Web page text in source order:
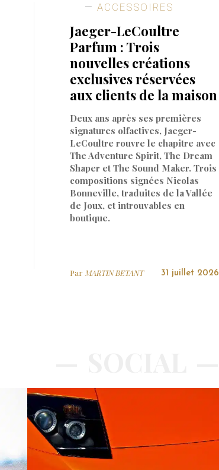
ACCESSOIRES
Jaeger-LeCoultre
Parfum : Trois
nouvelles créations
exclusives réservées
aux clients de la maison
Deux ans après ses premières
signatures olfactives, Jaeger-
LeCoultre rouvre le chapitre avec
The Adventure Spirit, The Dream
Shaper et The Sound Maker. Trois
compositions signées Nicolas
Bonneville, traduites de la Vallée
de Joux, et introuvables en
boutique.
Par MARTIN BETANT 31 juillet 2026